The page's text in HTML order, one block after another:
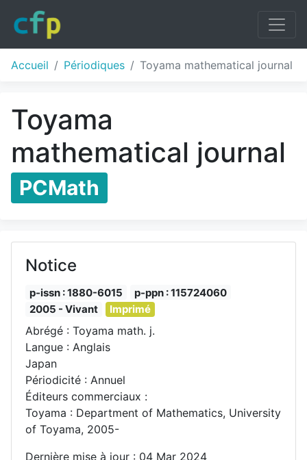
Accueil Périodiques Toyama mathematical journal
Toyama
mathematical journal
PCMath
Notice
p-issn : 1880-6015
p-ppn : 115724060
2005 - Vivant
Imprimé
Abrégé : Toyama math. j.
Langue : Anglais
Japan
Périodicité : Annuel
Éditeurs commerciaux :
Toyama : Department of Mathematics, University
of Toyama, 2005-
Dernière mise à jour : 04 Mar 2024